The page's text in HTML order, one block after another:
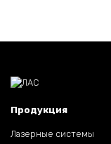
Продукция
Лазерные системы